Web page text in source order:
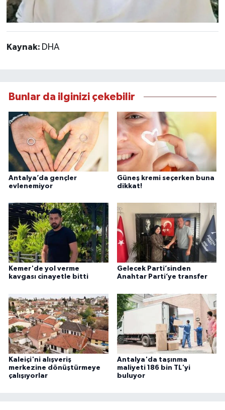
Kaynak: DHA
Bunlar da ilginizi çekebilir
Antalya’da gençler
evlenemiyor
Güneş kremi seçerken buna
dikkat!
Kemer'de yol verme
kavgası cinayetle bitti
Gelecek Parti’sinden
Anahtar Parti’ye transfer
Kaleiçi'ni alışveriş
merkezine dönüştürmeye
çalışıyorlar
Antalya'da taşınma
maliyeti 186 bin TL'yi
buluyor